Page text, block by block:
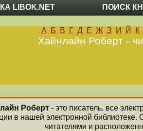
LIBOK.NET ПОИСК
А Б В Г Д Е Ж З И Й К
Хайнлайн Роберт -
Роберт - это писатель, все
в нашей электронной
читателями и